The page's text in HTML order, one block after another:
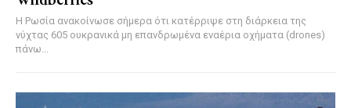
Η Ρωσία ανακοίνωσε σήμερα ότι κατέρριψε στη διάρκεια της
νύχτας 605 ουκρανικά μη επανδρωμένα εναέρια οχήματα (drones)
πάνω...